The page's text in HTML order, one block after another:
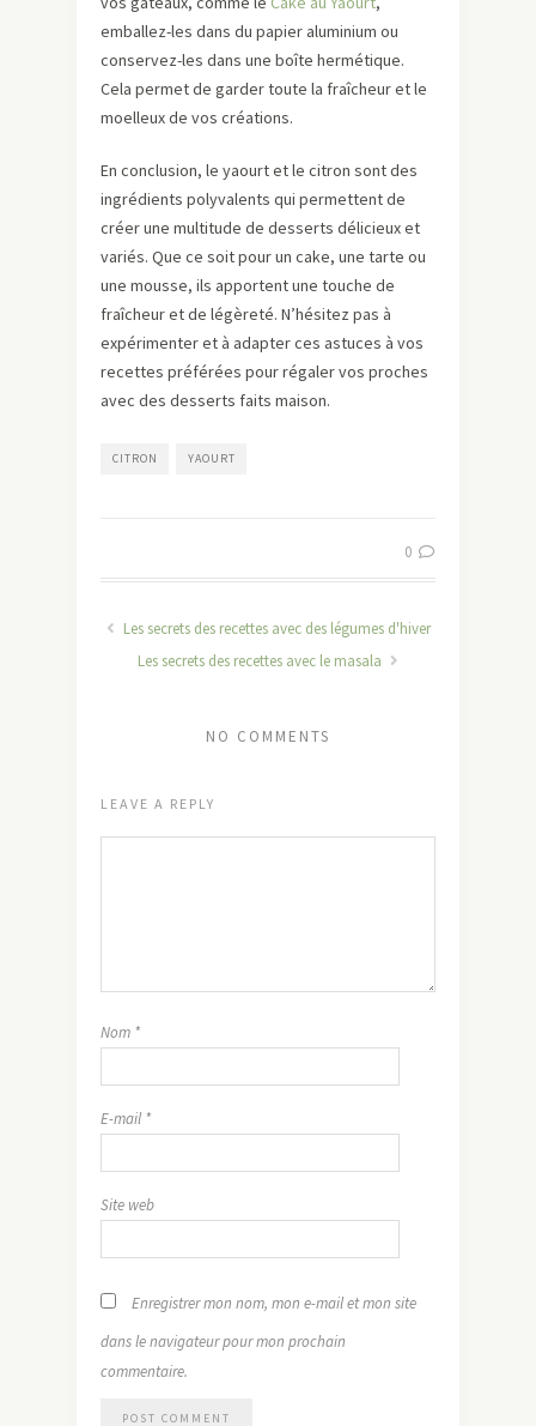
emballez-les dans du papier aluminium ou
conservez-les dans une boîte hermétique.
Cela permet de garder toute la fraîcheur et le
moelleux de vos créations.
En conclusion, le yaourt et le citron sont des
ingrédients polyvalents qui permettent de
créer une multitude de desserts délicieux et
variés. Que ce soit pour un cake, une tarte ou
une mousse, ils apportent une touche de
fraîcheur et de légèreté. N’hésitez pas à
expérimenter et à adapter ces astuces à vos
recettes préférées pour régaler vos proches
avec des desserts faits maison.
CITRON YAOURT
0
Les secrets des recettes avec des légumes d'hiver
Les secrets des recettes avec le masala
NO COMMENTS
LEAVE A REPLY
Nom *
E-mail *
Site web
Enregistrer mon nom, mon e-mail et mon site
dans le navigateur pour mon prochain
commentaire.